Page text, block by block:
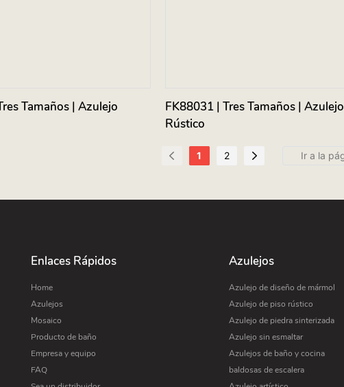
Tamaños | Azulejo
FK88031 | Tres Tamaños | Azulejo
Rústico
1 2
Enlaces Rápidos
Home
Azulejos
Mosaico
Producto de baño
Empresa y equipo
FAQ
Azulejos
Azulejo de diseño de mármol
Azulejo de piso rústico
Azulejo de piedra sinterizada
Azulejo sin esmaltar
Azulejos de baño y cocina
baldosas de escalera